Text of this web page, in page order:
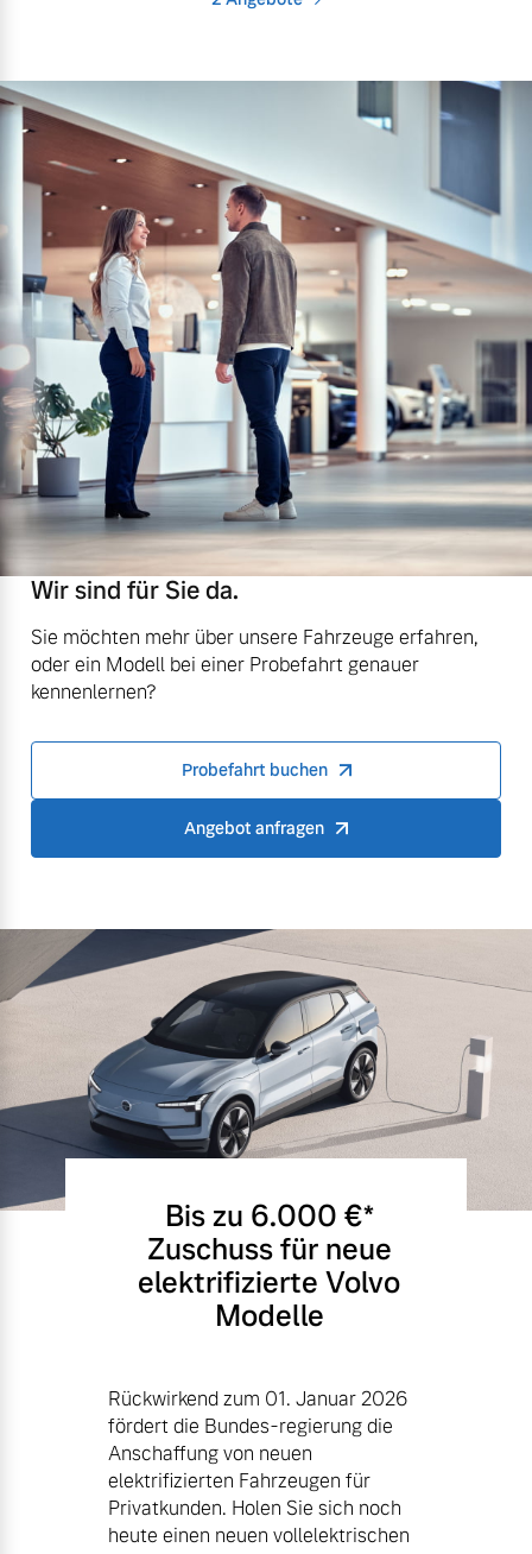
Wir sind für Sie da.
Sie möchten mehr über unsere Fahrzeuge erfahren,
oder ein Modell bei einer Probefahrt genauer
kennenlernen?
Probefahrt buchen
Angebot anfragen
Bis zu 6.000 €⁠*
Zuschuss für neue
elektrifizierte Volvo
Modelle
Rückwirkend zum 01. Januar 2026
fördert die Bundes-regierung die
Anschaffung von neuen
elektrifizierten Fahrzeugen für
Privatkunden. Holen Sie sich noch
heute einen neuen vollelektrischen